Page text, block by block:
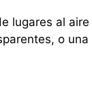
lugares al
o